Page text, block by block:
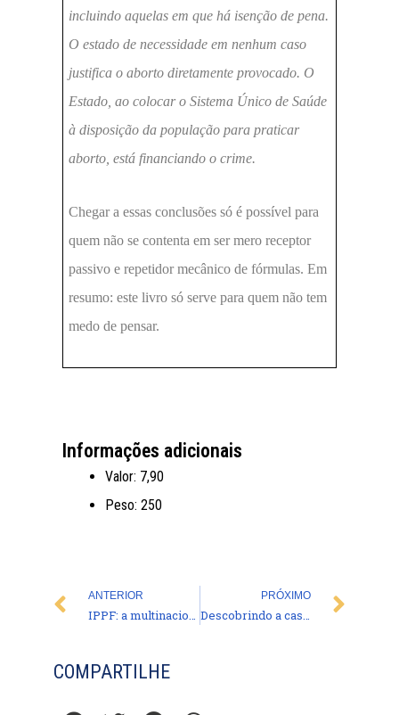
incluindo aquelas em que há isenção de pena.
O estado de necessidade em nenhum caso
justifica o aborto diretamente provocado. O
Estado, ao colocar o Sistema Único de Saúde
à disposição da população para praticar
aborto, está financiando o crime.
Chegar a essas conclusões só é possível para
quem não se contenta em ser mero receptor
passivo e repetidor mecânico de fórmulas. Em
resumo: este livro só serve para quem não tem
medo de pensar.
Informações adicionais
Valor: 7,90
Peso: 250
Prev
ANTERIOR
IPPF: a multinacional da morte
PRÓXIMO
Descobrindo a castidade (Livro)
COMPARTILHE